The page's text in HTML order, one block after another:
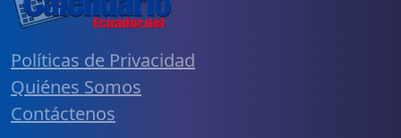
Políticas de Privacidad
Quiénes Somos
Contáctenos